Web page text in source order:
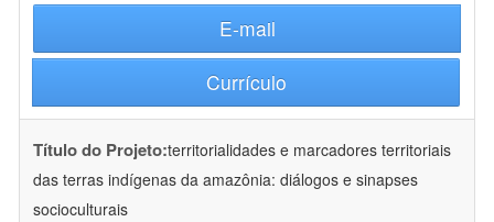
E-mail
Currículo
Título do Projeto:territorialidades e marcadores territoriais
das terras indígenas da amazônia: diálogos e sinapses
socioculturais